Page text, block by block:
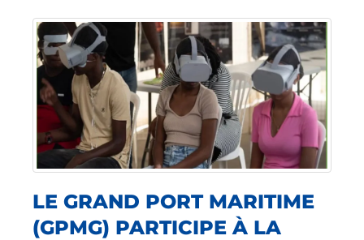
LE GRAND PORT MARITIME
(GPMG) PARTICIPE À LA